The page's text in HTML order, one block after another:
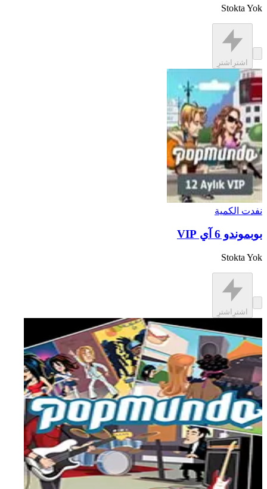
Stokta Yok
اشترِ اشترِ
نفدت الكمية
بوبموندو 6 آي VIP
Stokta Yok
اشترِ اشترِ